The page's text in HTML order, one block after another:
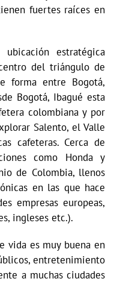
fuertes raíces en
estratégica
del triángulo de
forma entre Bogotá,
Bogotá, Ibagué esta
colombiana y por
Salento, el Valle
cafeteras. Cerca de
como Honda y
de Colombia, llenos
en las que hace
empresas europeas,
ingleses etc.).
vida es muy buena en
entretenimiento
a muchas ciudades